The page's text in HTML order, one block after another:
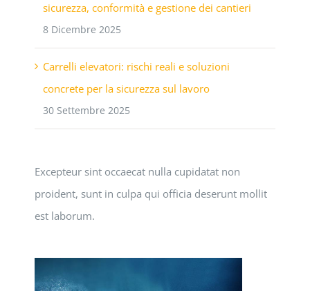
sicurezza, conformità e gestione dei cantieri
8 Dicembre 2025
Carrelli elevatori: rischi reali e soluzioni
concrete per la sicurezza sul lavoro
30 Settembre 2025
Excepteur sint occaecat nulla cupidatat non
proident, sunt in culpa qui officia deserunt mollit
est laborum.